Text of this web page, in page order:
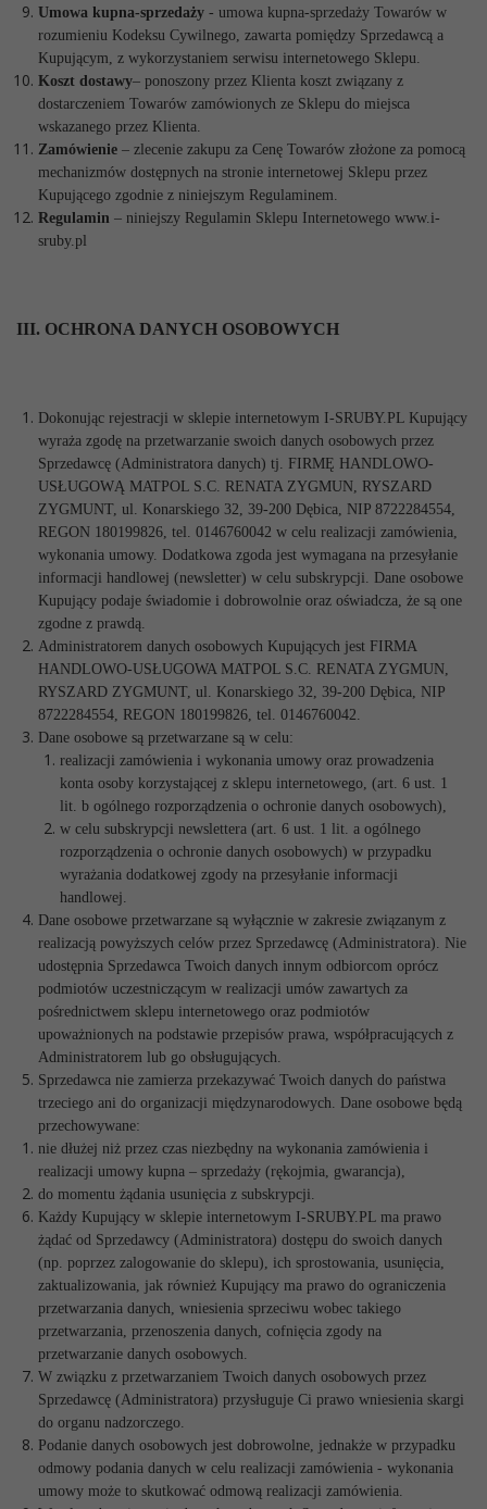
Umowa kupna-sprzedaży - umowa kupna-sprzedaży Towarów w
rozumieniu Kodeksu Cywilnego, zawarta pomiędzy Sprzedawcą a
Kupującym, z wykorzystaniem serwisu internetowego Sklepu.
Koszt dostawy– ponoszony przez Klienta koszt związany z
dostarczeniem Towarów zamówionych ze Sklepu do miejsca
wskazanego przez Klienta.
Zamówienie – zlecenie zakupu za Cenę Towarów złożone za pomocą
mechanizmów dostępnych na stronie internetowej Sklepu przez
Kupującego zgodnie z niniejszym Regulaminem.
Regulamin – niniejszy Regulamin Sklepu Internetowego www.i-
sruby.pl
III. OCHRONA DANYCH OSOBOWYCH
Dokonując rejestracji w sklepie internetowym I-SRUBY.PL Kupujący
wyraża zgodę na przetwarzanie swoich danych osobowych przez
Sprzedawcę (Administratora danych) tj. FIRMĘ HANDLOWO-
USŁUGOWĄ MATPOL S.C. RENATA ZYGMUN, RYSZARD
ZYGMUNT, ul. Konarskiego 32, 39-200 Dębica, NIP 8722284554,
REGON 180199826, tel. 0146760042 w celu realizacji zamówienia,
wykonania umowy. Dodatkowa zgoda jest wymagana na przesyłanie
informacji handlowej (newsletter) w celu subskrypcji. Dane osobowe
Kupujący podaje świadomie i dobrowolnie oraz oświadcza, że są one
zgodne z prawdą.
Administratorem danych osobowych Kupujących jest FIRMA
HANDLOWO-USŁUGOWA MATPOL S.C. RENATA ZYGMUN,
RYSZARD ZYGMUNT, ul. Konarskiego 32, 39-200 Dębica, NIP
8722284554, REGON 180199826, tel. 0146760042.
Dane osobowe są przetwarzane są w celu:
realizacji zamówienia i wykonania umowy oraz prowadzenia
konta osoby korzystającej z sklepu internetowego, (art. 6 ust. 1
lit. b ogólnego rozporządzenia o ochronie danych osobowych),
w celu subskrypcji newslettera (art. 6 ust. 1 lit. a ogólnego
rozporządzenia o ochronie danych osobowych) w przypadku
wyrażania dodatkowej zgody na przesyłanie informacji
handlowej.
Dane osobowe przetwarzane są wyłącznie w zakresie związanym z
realizacją powyższych celów przez Sprzedawcę (Administratora). Nie
udostępnia Sprzedawca Twoich danych innym odbiorcom oprócz
podmiotów uczestniczącym w realizacji umów zawartych za
pośrednictwem sklepu internetowego oraz podmiotów
upoważnionych na podstawie przepisów prawa, współpracujących z
Administratorem lub go obsługujących.
Sprzedawca nie zamierza przekazywać Twoich danych do państwa
trzeciego ani do organizacji międzynarodowych. Dane osobowe będą
przechowywane:
nie dłużej niż przez czas niezbędny na wykonania zamówienia i
realizacji umowy kupna – sprzedaży (rękojmia, gwarancja),
do momentu żądania usunięcia z subskrypcji.
Każdy Kupujący w sklepie internetowym I-SRUBY.PL ma prawo
żądać od Sprzedawcy (Administratora) dostępu do swoich danych
(np. poprzez zalogowanie do sklepu), ich sprostowania, usunięcia,
zaktualizowania, jak również Kupujący ma prawo do ograniczenia
przetwarzania danych, wniesienia sprzeciwu wobec takiego
przetwarzania, przenoszenia danych, cofnięcia zgody na
przetwarzanie danych osobowych.
W związku z przetwarzaniem Twoich danych osobowych przez
Sprzedawcę (Administratora) przysługuje Ci prawo wniesienia skargi
do organu nadzorczego.
Podanie danych osobowych jest dobrowolne, jednakże w przypadku
odmowy podania danych w celu realizacji zamówienia - wykonania
umowy może to skutkować odmową realizacji zamówienia.